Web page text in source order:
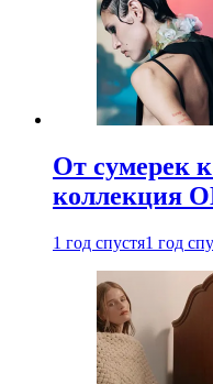
От сумерек
коллекция
1 год спустя1 год